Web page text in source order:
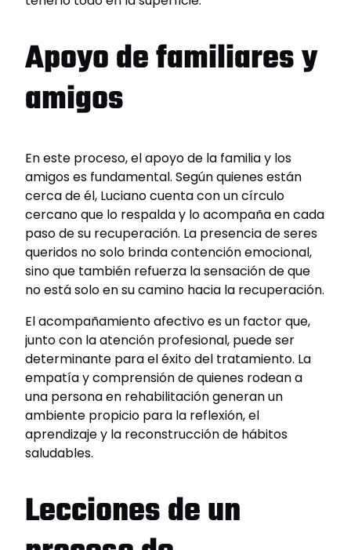
Apoyo de familiares y
amigos
En este proceso, el apoyo de la familia y los
amigos es fundamental. Según quienes están
cerca de él, Luciano cuenta con un círculo
cercano que lo respalda y lo acompaña en cada
paso de su recuperación. La presencia de seres
queridos no solo brinda contención emocional,
sino que también refuerza la sensación de que
no está solo en su camino hacia la recuperación.
El acompañamiento afectivo es un factor que,
junto con la atención profesional, puede ser
determinante para el éxito del tratamiento. La
empatía y comprensión de quienes rodean a
una persona en rehabilitación generan un
ambiente propicio para la reflexión, el
aprendizaje y la reconstrucción de hábitos
saludables.
Lecciones de un